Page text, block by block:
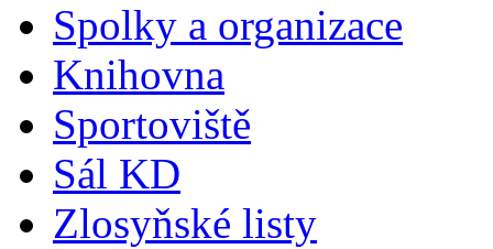
Spolky a organizace
Knihovna
Sportoviště
Sál KD
Zlosyňské listy